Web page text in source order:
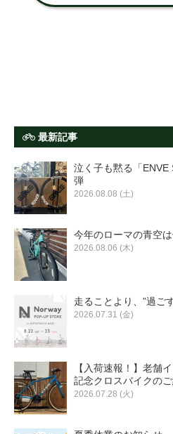
最新記事
泣く子も黙る「
弾
2026.08.08 (土)
今年のローマの青空
2026.08.06 (木)
走ることより、”過ご
2026.07.31 (金)
【入荷速報！】老舗
記念クロスバイクのご
2026.07.28 (火)